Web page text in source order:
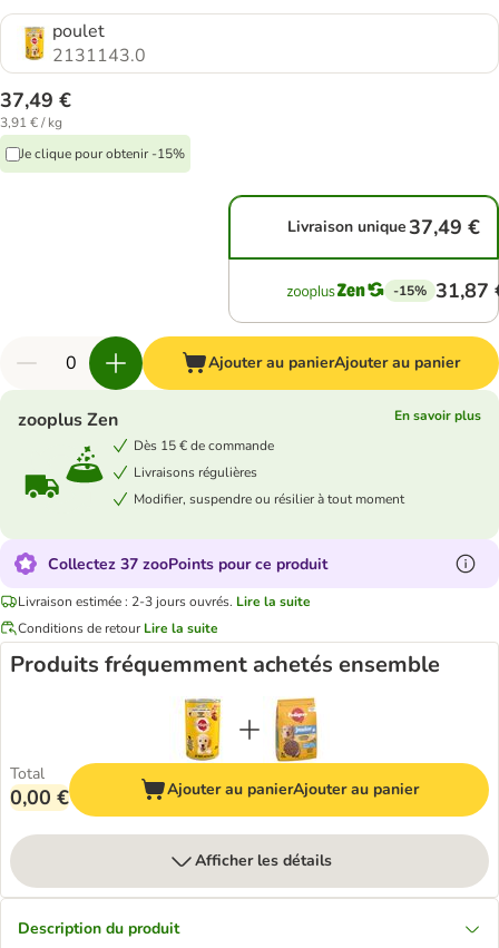
poulet
2131143.0
37,49 €
3,91 € / kg
Je clique pour obtenir -15%
Livraison unique37,49 €
-15% 31,87
Ajouter au panierAjouter au panier
zooplus Zen
En savoir plus
Dès 15 € de commande
Livraisons régulières
Modifier, suspendre ou résilier à tout moment
Collectez 37 zooPoints pour ce produit
Livraison estimée : 2-3 jours ouvrés. Lire la suite
Conditions de retour Lire la suite
Produits fréquemment achetés ensemble
Total
0,00 € Ajouter au panierAjouter au panier
Afficher les détails
Description du produit